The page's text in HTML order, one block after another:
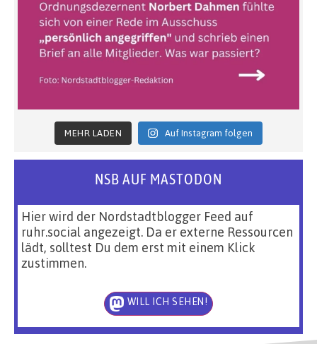
MEHR LADEN Auf Instagram folgen
NSB AUF MASTODON
Hier wird der Nordstadtblogger Feed auf
ruhr.social angezeigt. Da er externe Ressourcen
lädt, solltest Du dem erst mit einem Klick
zustimmen.
WILL ICH SEHEN!